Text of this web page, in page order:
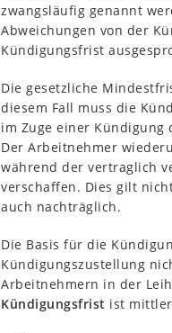
zwangsläufig genannt
Abweichungen von der
Kündigungsfrist
Die gesetzliche
diesem Fall muss die
im Zuge einer
Der Arbeitnehmer
während der vertraglich
verschaffen. Dies gilt
auch nachträglich.
Die Basis für die
Kündigungszustellung
Arbeitnehmern in der
Kündigungsfrist ist